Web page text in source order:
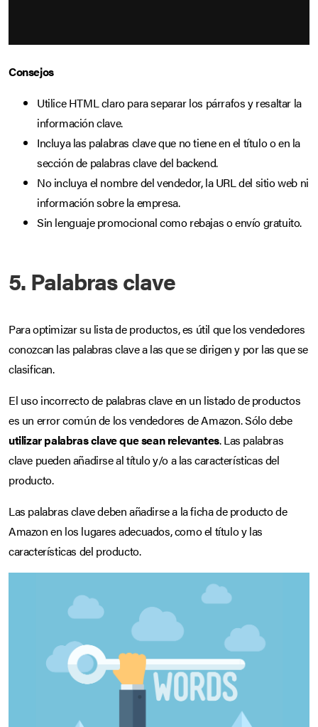
Consejos
Utilice HTML claro para separar los párrafos y resaltar la
información clave.
Incluya las palabras clave que no tiene en el título o en la
sección de palabras clave del backend.
No incluya el nombre del vendedor, la URL del sitio web ni
información sobre la empresa.
Sin lenguaje promocional como rebajas o envío gratuito.
5. Palabras clave
Para optimizar su lista de productos, es útil que los vendedores
conozcan las palabras clave a las que se dirigen y por las que se
clasifican.
El uso incorrecto de palabras clave en un listado de productos
es un error común de los vendedores de Amazon. Sólo debe
utilizar palabras clave que sean relevantes. Las palabras
clave pueden añadirse al título y/o a las características del
producto.
Las palabras clave deben añadirse a la ficha de producto de
Amazon en los lugares adecuados, como el título y las
características del producto.